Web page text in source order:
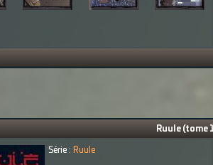
Ruule (tome
Série : Ruule